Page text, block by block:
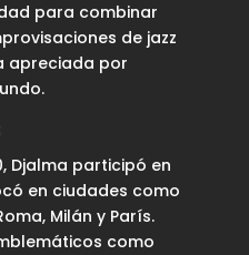
para combinar
de jazz
apreciada por
Djalma participó en
en ciudades como
Milán y París.
como